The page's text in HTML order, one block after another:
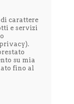
carattere
e servizi
).
su mia
fino al